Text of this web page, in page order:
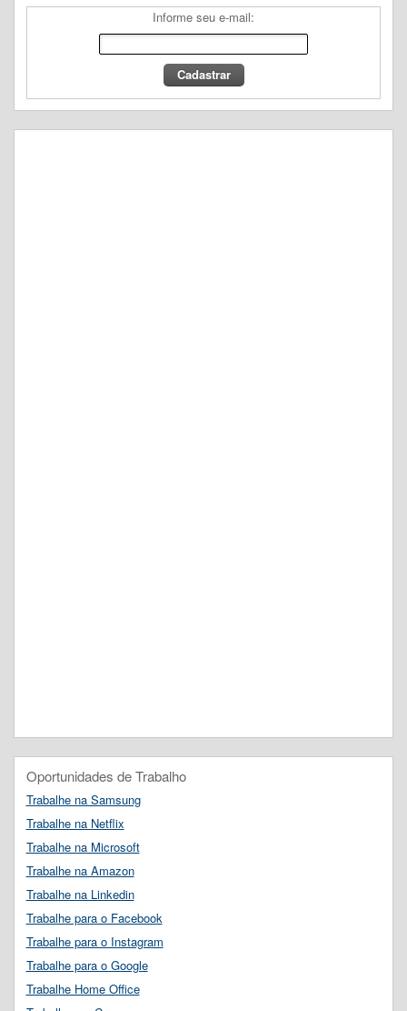
Informe seu e-mail:
Oportunidades de Trabalho
Trabalhe na Samsung
Trabalhe na Netflix
Trabalhe na Microsoft
Trabalhe na Amazon
Trabalhe na Linkedin
Trabalhe para o Facebook
Trabalhe para o Instagram
Trabalhe para o Google
Trabalhe Home Office